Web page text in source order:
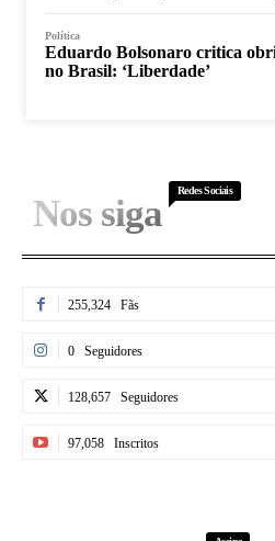
Política
Eduardo Bolsonaro critica
no Brasil: ‘Liberdade’
Nos siga
Redes Sociais
255,324 Fãs
0 Seguidores
128,657 Seguidores
97,058 Inscritos